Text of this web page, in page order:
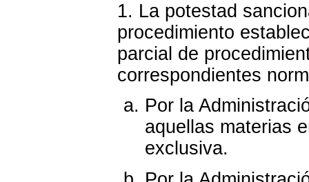
1. La potestad
procedimiento
parcial de
correspondientes
Por la
aquellas materias
exclusiva.